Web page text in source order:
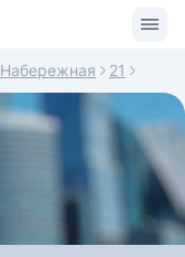
Набережная 21